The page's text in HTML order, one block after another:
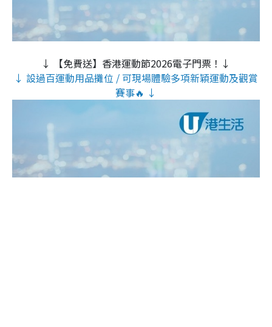
↓ 【免費送】香港運動節2026電子門票！↓
↓ 設過百運動用品攤位 / 可現場體驗多項新穎運動及觀賞
賽事🔥 ↓